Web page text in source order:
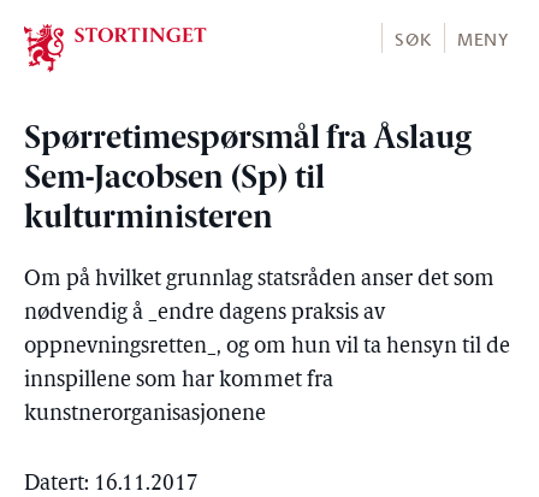
Stortinget.no
SØK MENY
Spørretimespørsmål fra Åslaug
Sem-Jacobsen (Sp) til
kulturministeren
Om på hvilket grunnlag statsråden anser det som
nødvendig å _endre dagens praksis av
oppnevningsretten_, og om hun vil ta hensyn til de
innspillene som har kommet fra
kunstnerorganisasjonene
Datert: 16.11.2017